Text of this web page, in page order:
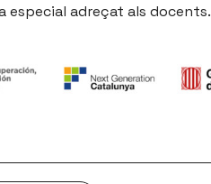
especial adreçat als docents.